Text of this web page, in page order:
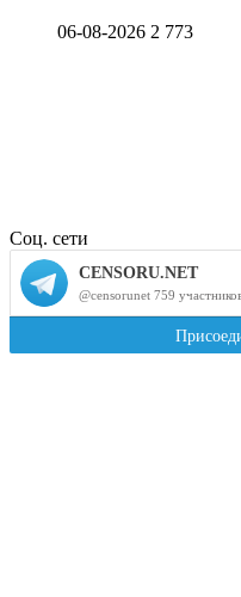
06-08-2026 2 773
Соц. сети